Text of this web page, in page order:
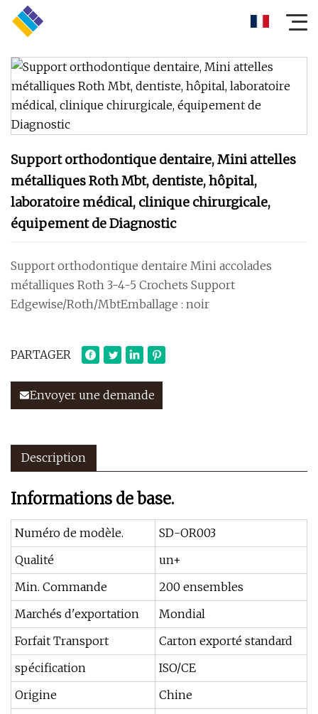
Support orthodontique dentaire, Mini attelles
métalliques Roth Mbt, dentiste, hôpital,
laboratoire médical, clinique chirurgicale,
équipement de Diagnostic
Support orthodontique dentaire Mini accolades
métalliques Roth 3-4-5 Crochets Support
Edgewise/Roth/MbtEmballage : noir
PARTAGER
Envoyer une demande
Description
Informations de base.
Numéro de modèle.
SD-OR003
Qualité
un+
Min. Commande
200 ensembles
Marchés d'exportation
Mondial
Forfait Transport
Carton exporté standard
spécification
ISO/CE
Origine
Chine